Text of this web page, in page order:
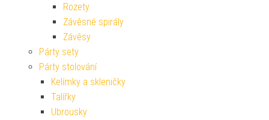
Rozety
Závěsné spirály
Závěsy
Párty sety
Párty stolování
Kelímky a skleničky
Talířky
Ubrousky